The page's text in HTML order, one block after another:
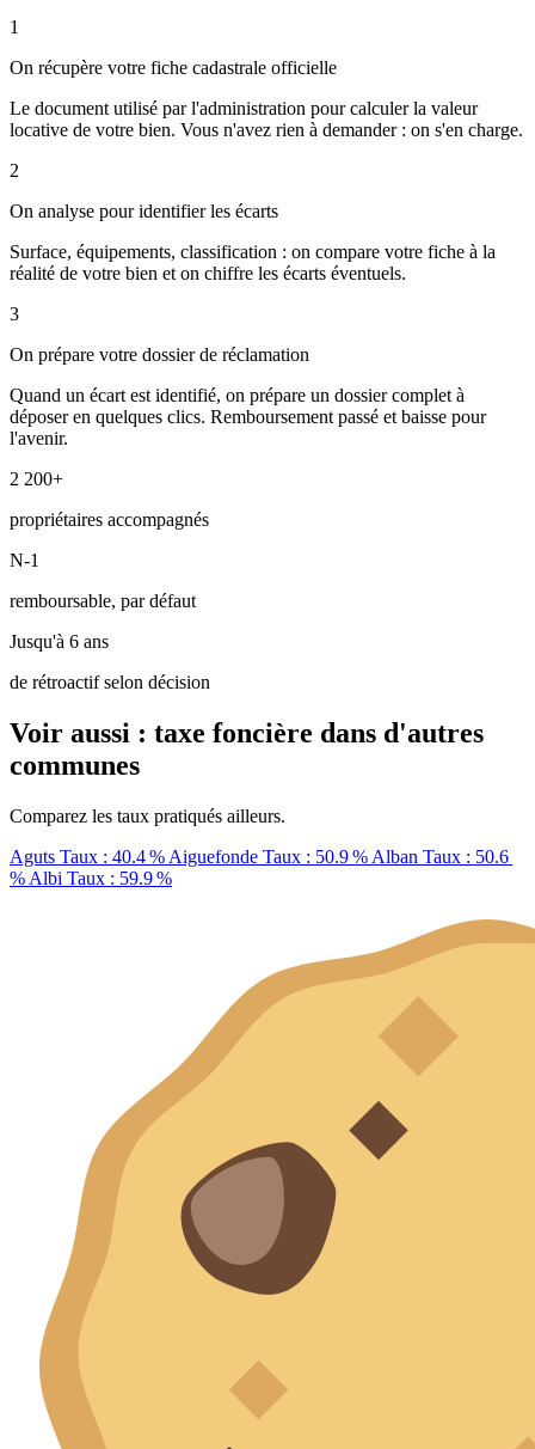
1
On récupère votre fiche cadastrale officielle
Le document utilisé par l'administration pour calculer la valeur
locative de votre bien. Vous n'avez rien à demander : on s'en charge.
2
On analyse pour identifier les écarts
Surface, équipements, classification : on compare votre fiche à la
réalité de votre bien et on chiffre les écarts éventuels.
3
On prépare votre dossier de réclamation
Quand un écart est identifié, on prépare un dossier complet à
déposer en quelques clics. Remboursement passé et baisse pour
l'avenir.
2 200+
propriétaires accompagnés
N-1
remboursable, par défaut
Jusqu'à 6 ans
de rétroactif selon décision
Voir aussi : taxe foncière dans d'autres
communes
Comparez les taux pratiqués ailleurs.
Aguts Taux : 40.4 % Aiguefonde Taux : 50.9 % Alban Taux : 50.6
% Albi Taux : 59.9 %